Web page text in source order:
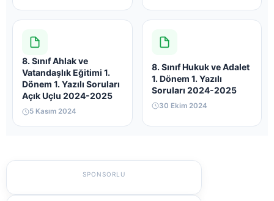
8. Sınıf Ahlak ve
Vatandaşlık Eğitimi 1.
Dönem 1. Yazılı Soruları
Açık Uçlu 2024-2025
5 Kasım 2024
8. Sınıf Hukuk ve Adalet
1. Dönem 1. Yazılı
Soruları 2024-2025
30 Ekim 2024
SPONSORLU